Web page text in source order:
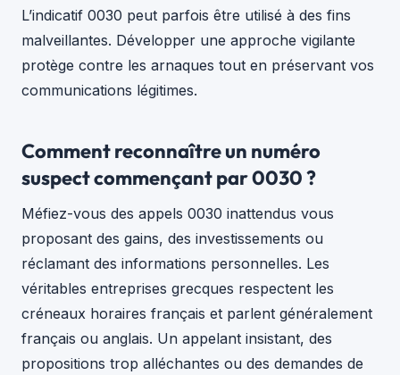
L’indicatif 0030 peut parfois être utilisé à des fins
malveillantes. Développer une approche vigilante
protège contre les arnaques tout en préservant vos
communications légitimes.
Comment reconnaître un numéro
suspect commençant par 0030 ?
Méfiez-vous des appels 0030 inattendus vous
proposant des gains, des investissements ou
réclamant des informations personnelles. Les
véritables entreprises grecques respectent les
créneaux horaires français et parlent généralement
français ou anglais. Un appelant insistant, des
propositions trop alléchantes ou des demandes de